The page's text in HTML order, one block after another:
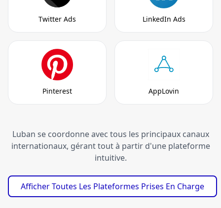
Twitter Ads LinkedIn Ads
Pinterest AppLovin
Luban se coordonne avec tous les principaux canaux
internationaux, gérant tout à partir d'une plateforme
intuitive.
Afficher Toutes Les Plateformes Prises En Charge